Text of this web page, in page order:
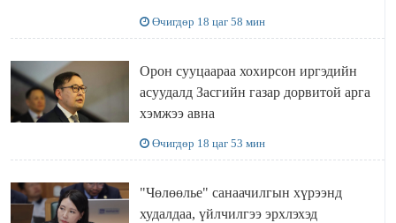
Өчигдөр 18 цаг 58 мин
Орон сууцаараа хохирсон иргэдийн
асуудалд Засгийн газар дорвитой арга
хэмжээ авна
Өчигдөр 18 цаг 53 мин
"Чөлөөлье" санаачилгын хүрээнд
худалдаа, үйлчилгээ эрхлэхэд